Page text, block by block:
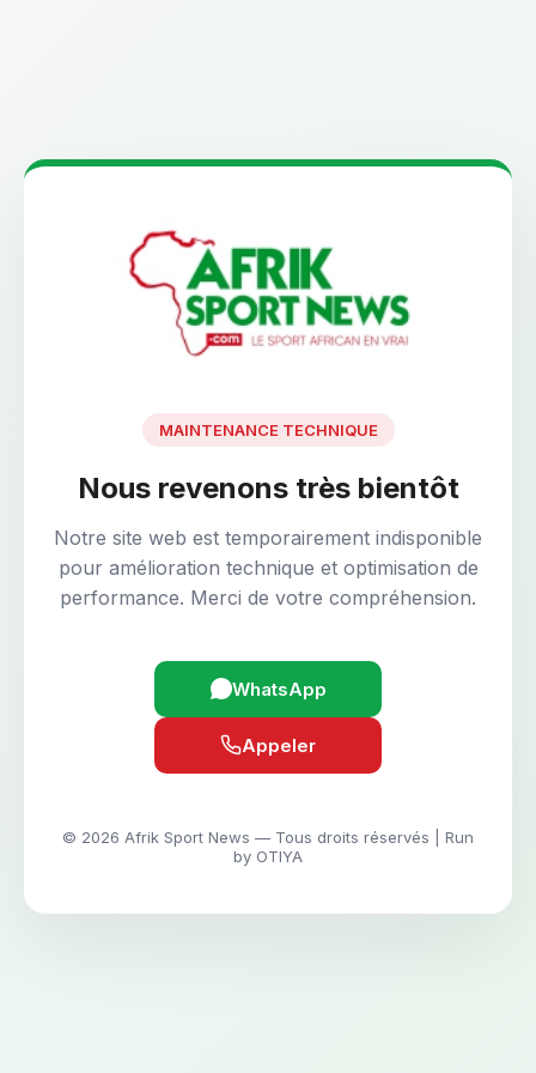
MAINTENANCE TECHNIQUE
Nous revenons très bientôt
Notre site web est temporairement indisponible
pour amélioration technique et optimisation de
performance. Merci de votre compréhension.
WhatsApp
Appeler
© 2026 Afrik Sport News — Tous droits réservés | Run
by OTIYA